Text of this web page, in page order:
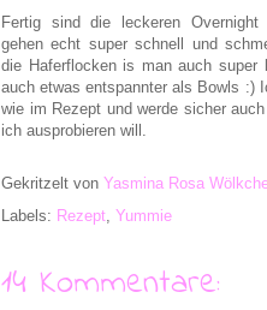
Fertig sind die leckeren
gehen echt super schnell und
die Haferflocken is man auch
auch etwas entspannter als Bowls :)
wie im Rezept und werde sicher
ich ausprobieren will.
Gekritzelt von Yasmina Rosa
Labels: Rezept Yummie
14 Kommentare: